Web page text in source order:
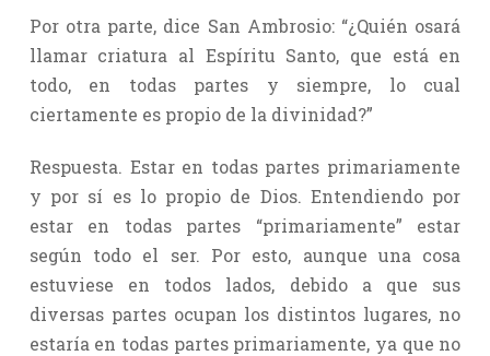
Por otra parte, dice San Ambrosio: “¿Quién osará
llamar criatura al Espíritu Santo, que está en
todo, en todas partes y siempre, lo cual
ciertamente es propio de la divinidad?”
Respuesta. Estar en todas partes primariamente
y por sí es lo propio de Dios. Entendiendo por
estar en todas partes “primariamente” estar
según todo el ser. Por esto, aunque una cosa
estuviese en todos lados, debido a que sus
diversas partes ocupan los distintos lugares, no
estaría en todas partes primariamente, ya que no